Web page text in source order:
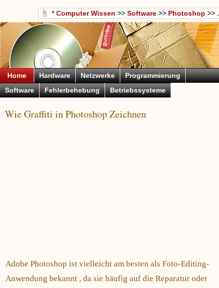
*Computer Wissen >> Software >> Photoshop >> .
Home Hardware Netzwerke
Programmierung
Software
Fehlerbehebung Betriebssysteme
Wie Graffiti in Photoshop Zeichnen
Adobe Photoshop ist vielleicht am besten als Foto-Editing-
Anwendung bekannt , da sie häufig auf die Reparatur oder